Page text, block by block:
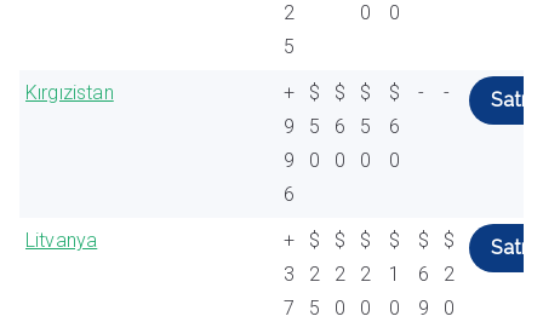
2
5
0
0
Kırgızistan
+
9
9
6
$
5
0
$
6
0
$
5
0
$
6
0
- - Satın
Litvanya
+
3
7
$
2
5
$
2
0
$
2
0
$
1
0
$
6
9
$
2
0
Satın